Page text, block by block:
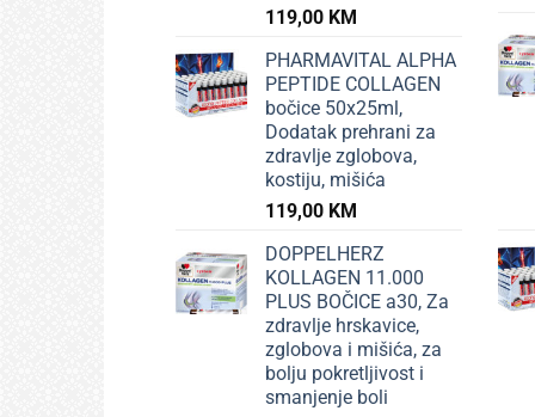
119,00 KM
PHARMAVITAL ALPHA
PEPTIDE COLLAGEN
bočice 50x25ml,
Dodatak prehrani za
zdravlje zglobova,
kostiju, mišića
119,00 KM
DOPPELHERZ
KOLLAGEN 11.000
PLUS BOČICE a30, Za
zdravlje hrskavice,
zglobova i mišića, za
bolju pokretljivost i
smanjenje boli